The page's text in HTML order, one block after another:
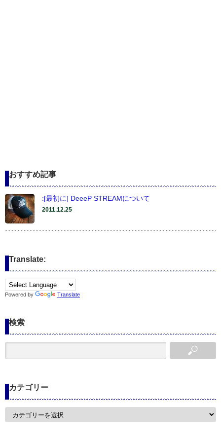
おすすめ記事
:[最初に] DeeeP STREAMについて
2011.12.25
Translate:
Powered by Translate
検索
カテゴリー
カ